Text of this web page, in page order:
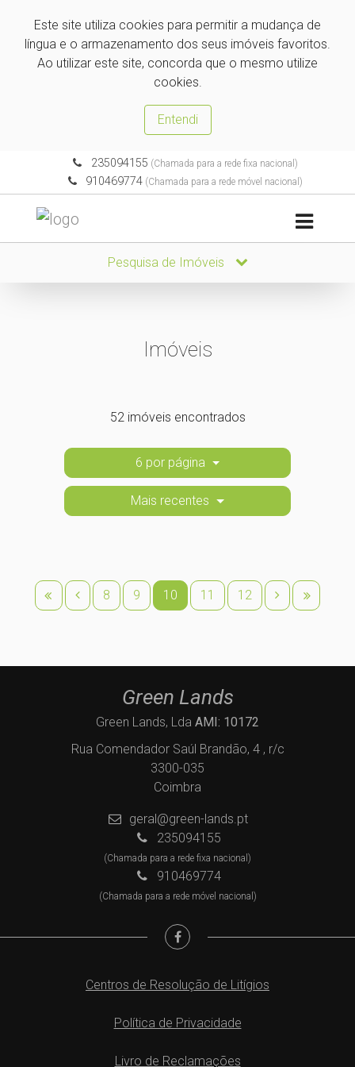
Este site utiliza cookies para permitir a mudança de
língua e o armazenamento dos seus imóveis favoritos.
Ao utilizar este site, concorda que o mesmo utilize
cookies.
Entendi
235094155 (Chamada para a rede fixa nacional)
910469774 (Chamada para a rede móvel nacional)
Pesquisa de Imóveis
Imóveis
52 imóveis encontrados
6 por página
Mais recentes
8 9 10 11 12
Green Lands
Green Lands, Lda AMI: 10172
Rua Comendador Saúl Brandão, 4 , r/c
3300-035
Coimbra
geral@green-lands.pt
235094155
(Chamada para a rede fixa nacional)
910469774
(Chamada para a rede móvel nacional)
Centros de Resolução de Litígios
Política de Privacidade
Livro de Reclamações